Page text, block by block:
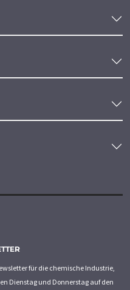
für die chemische Industrie,
Dienstag und Donnerstag auf den